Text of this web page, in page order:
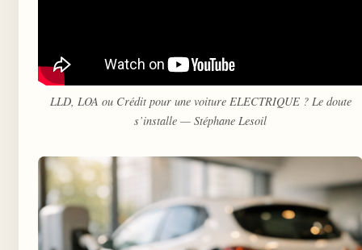
LLD, LOA ou Crédit pour une voiture ELECTRIQUE ? Le doute
s’installe — Stéphane Lesoil